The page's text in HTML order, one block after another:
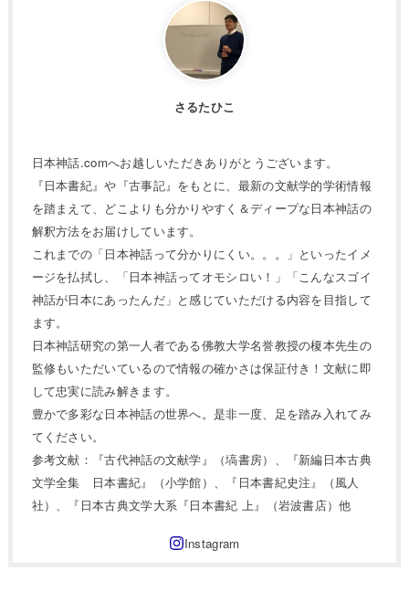
さるたひこ
日本神話.comへお越しいただきありがとうございます。
『日本書紀』や『古事記』をもとに、最新の文献学的学術情報
を踏まえて、どこよりも分かりやすく＆ディープな日本神話の
解釈方法をお届けしています。
これまでの「日本神話って分かりにくい。。。」といったイメ
ージを払拭し、「日本神話ってオモシロい！」「こんなスゴイ
神話が日本にあったんだ」と感じていただける内容を目指して
ます。
日本神話研究の第一人者である佛教大学名誉教授の榎本先生の
監修もいただいているので情報の確かさは保証付き！文献に即
して忠実に読み解きます。
豊かで多彩な日本神話の世界へ。是非一度、足を踏み入れてみ
てください。
参考文献：『古代神話の文献学』（塙書房）、『新編日本古典
文学全集 日本書紀』（小学館）、『日本書紀史注』（風人
社）、『日本古典文学大系『日本書紀 上』（岩波書店）他